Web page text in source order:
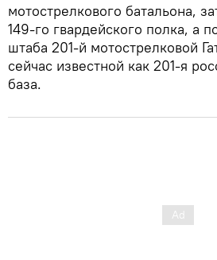
мотострелкового батальона,
149-го гвардейского полка, а
штаба 201-й мотострелковой
сейчас известной как 201-я
база.